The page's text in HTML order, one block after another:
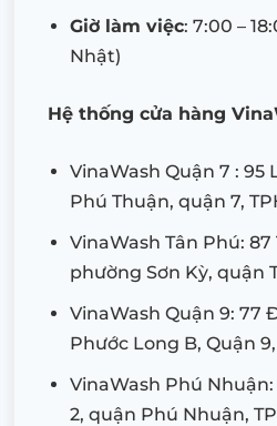
Giờ làm việc: 7:00 –
Nhật)
Hệ thống cửa hàng
VinaWash Quận 7 : 95
Phú Thuận, quận 7,
VinaWash Tân Phú: 87
phường Sơn Kỳ, quận
VinaWash Quận 9: 77
Phước Long B, Quận 9,
VinaWash Phú
2, quận Phú Nhuận,